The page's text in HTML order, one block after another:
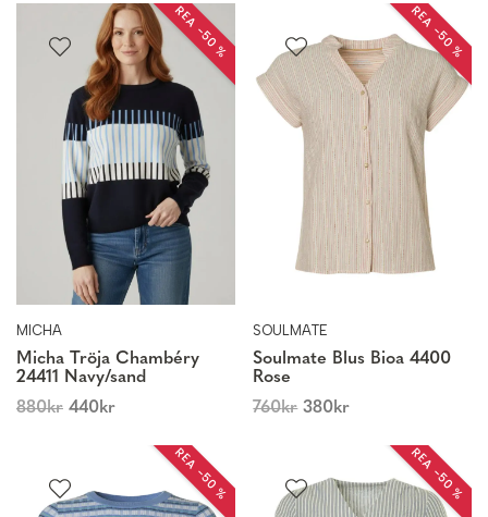
REA −50 %
MICHA
Micha Tröja Chambéry
24411 Navy/sand
880kr 440kr
REA −50 %
SOULMATE
Soulmate Blus Bioa 4400
Rose
760kr 380kr
REA −50 % REA −50 %